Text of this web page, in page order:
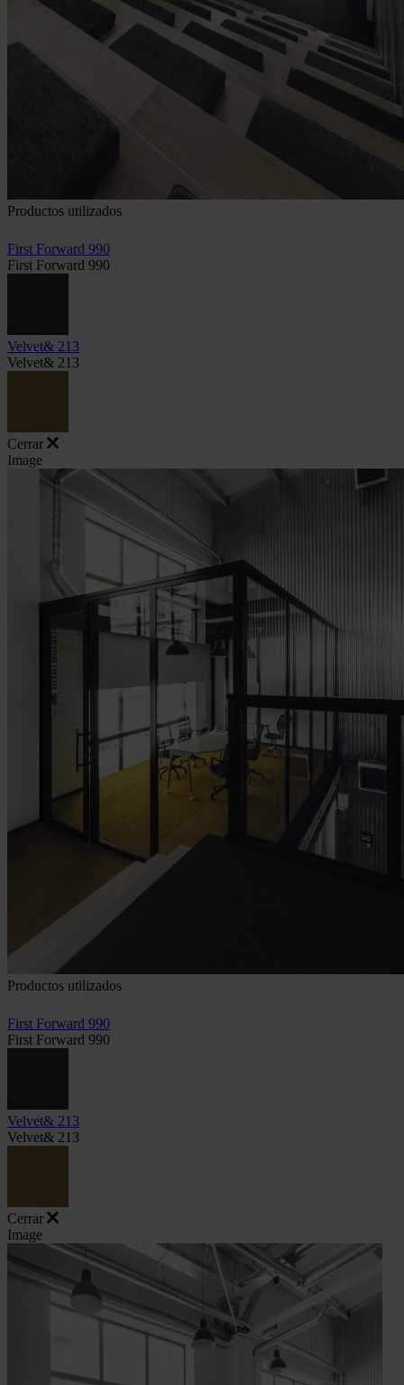
Productos utilizados
First Forward 990
First Forward 990
Velvet& 213
Velvet& 213
Cerrar
Image
Productos utilizados
First Forward 990
First Forward 990
Velvet& 213
Velvet& 213
Cerrar
Image